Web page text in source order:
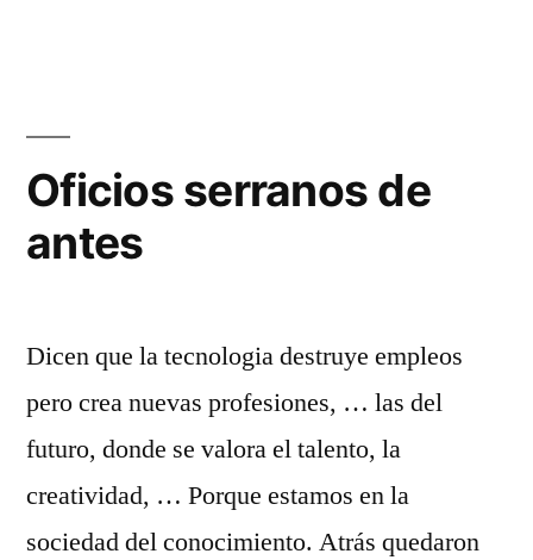
de
Oficios serranos de
antes
Dicen que la tecnologia destruye empleos
pero crea nuevas profesiones, … las del
futuro, donde se valora el talento, la
creatividad, … Porque estamos en la
sociedad del conocimiento. Atrás quedaron